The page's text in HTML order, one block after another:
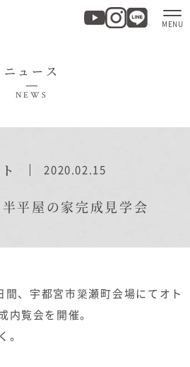
ニュース
NEWS
2020.02.15
平屋の家完成見学会
、宇都宮市簗瀬町会場にてオト
覧会を開催。